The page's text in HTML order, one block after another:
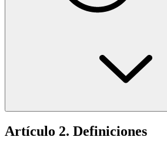
Artículo 2. Definiciones